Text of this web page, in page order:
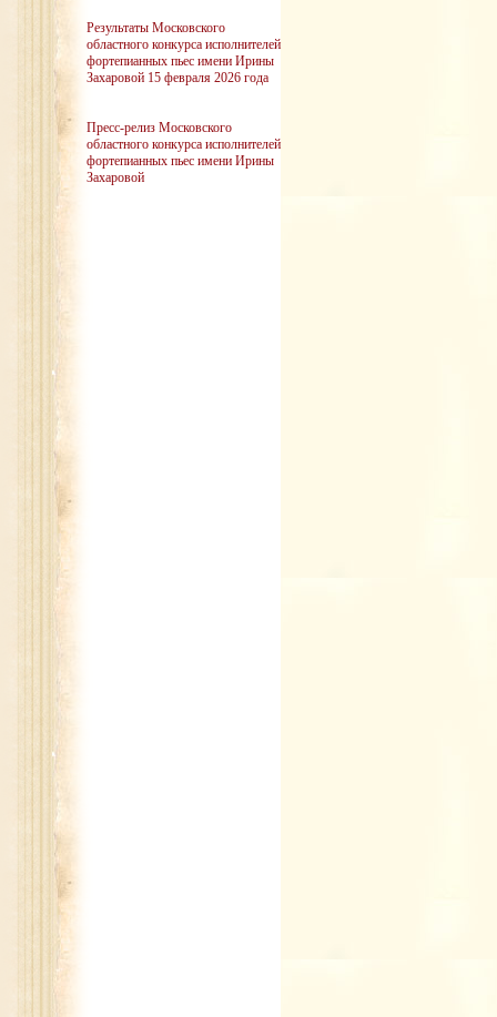
Результаты Московского
областного конкурса исполнителей
фортепианных пьес имени Ирины
Захаровой 15 февраля 2026 года
Пресс-релиз Московского
областного конкурса исполнителей
фортепианных пьес имени Ирины
Захаровой